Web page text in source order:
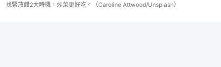
找緊放醋2大時機，炒菜更好吃。（Caroline Attwood/Unsplash）